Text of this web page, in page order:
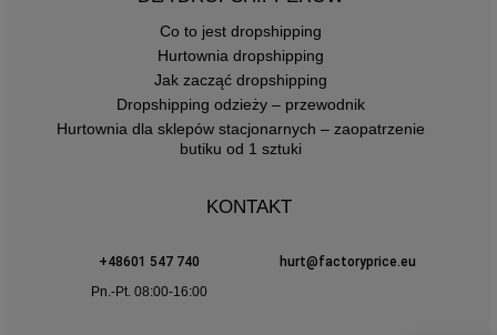
Co to jest dropshipping
Hurtownia dropshipping
Jak zacząć dropshipping
Dropshipping odzieży – przewodnik
Hurtownia dla sklepów stacjonarnych – zaopatrzenie
butiku od 1 sztuki
KONTAKT
+48601 547 740
hurt@factoryprice.eu
Pn.-Pt. 08:00-16:00